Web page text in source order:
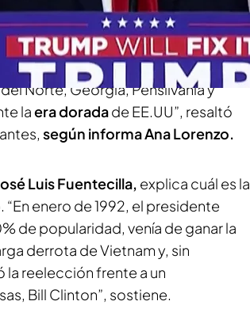
estos son los resultados: 224 votos
el magnate. En los Estados
el proceso electoral- ha
Norte, Georgia, Pensilvania y
laera doradade EE.UU”, resaltó
según informa Ana Lorenzo.
Luis Fuentecilla, explica cuál es la
“En enero de 1992, el presidente
de popularidad, venía de ganar la
derrota de Vietnam y, sin
la reelección frente a un
Bill Clinton”, sostiene.